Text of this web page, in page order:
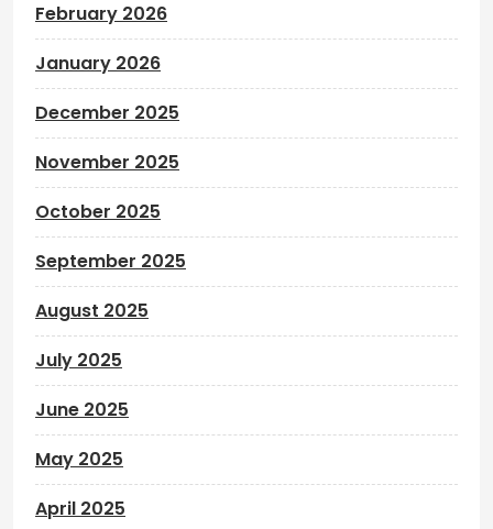
February 2026
January 2026
December 2025
November 2025
October 2025
September 2025
August 2025
July 2025
June 2025
May 2025
April 2025